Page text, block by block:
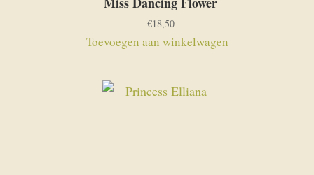
€18,50
Toevoegen aan winkelwagen